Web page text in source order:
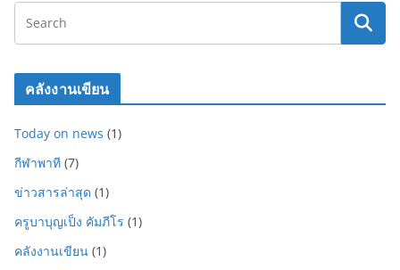
คลังงานเขียน
Today on news (1)
กีฬาพาที (7)
ข่าวสารล่าสุด (1)
ครูบาบุญเป็ง คัมภีโร (1)
คลังงานเขียน (1)